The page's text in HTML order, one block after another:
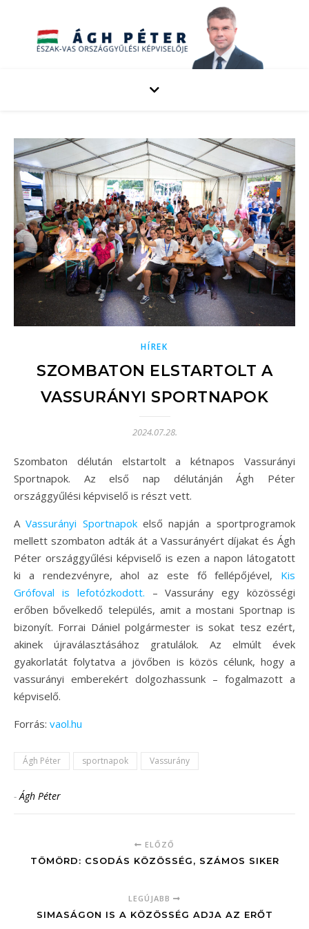
HÍREK
SZOMBATON ELSTARTOLT A
VASSURÁNYI SPORTNAPOK
2024.07.28.
Szombaton délután elstartolt a kétnapos Vassurányi
Sportnapok. Az első nap délutánján Ágh Péter
országgyűlési képviselő is részt vett.
AVassurányi Sportnapokelső napján a sportprogramok
mellett szombaton adták át a Vassurányért díjakat és Ágh
Péter országgyűlési képviselő is ezen a napon látogatott
ki a rendezvényre, ahol az este fő fellépőjével, Kis
Grófoval is lefotózkodott. – Vassurány egy közösségi
erőben bővelkedő település, amit a mostani Sportnap is
bizonyít. Forrai Dániel polgármester is sokat tesz ezért,
akinek újraválasztásához gratulálok. Az elmúlt évek
gyakorlatát folytatva a jövőben is közös célunk, hogy a
vassurányi emberekért dolgozhassunk – fogalmazott a
képviselő.
Forrás: vaol.hu
Ágh Péter sportnapok Vassurány
-Ágh Péter
ELŐZŐ
TÖMÖRD: CSODÁS KÖZÖSSÉG, SZÁMOS SIKER
LEGÚJABB
SIMASÁGON IS A KÖZÖSSÉG ADJA AZ ERŐT